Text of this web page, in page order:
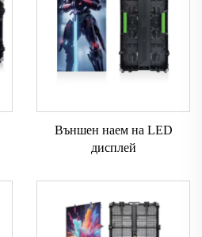
Външен наем на LED
дисплей